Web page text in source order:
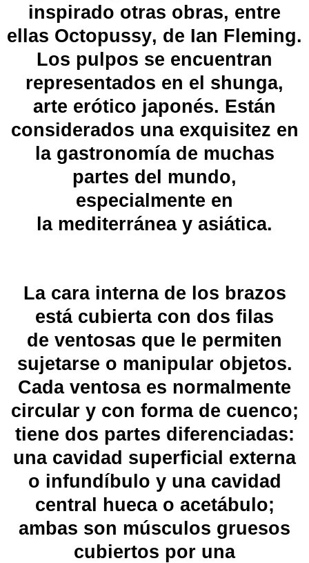
inspirado otras obras, entre
ellas Octopussy, de Ian Fleming.
Los pulpos se encuentran
representados en el shunga,
arte erótico japonés. Están
considerados una exquisitez en
la gastronomíade muchas
partes del mundo,
especialmente en
la mediterráneay asiática.
La cara interna de los brazos
está cubierta con dos filas
de ventosas que le permiten
sujetarse o manipular objetos.
Cada ventosa es normalmente
circular y con forma de cuenco;
tiene dos partes diferenciadas:
una cavidad superficial externa
o infundíbulo y una cavidad
central hueca o acetábulo;
ambas son músculos gruesos
cubiertos por una